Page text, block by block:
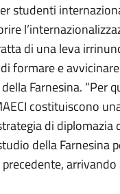
studenti
di una leva
formare e
Farnesina. “Per
costituiscono
di diplomazia
della
precedente,